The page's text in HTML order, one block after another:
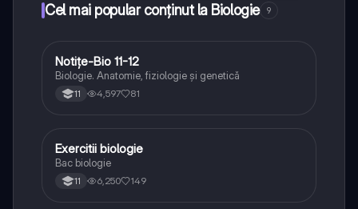
Cel mai popular conținut la Biologie 9
Biologie
Notițe-Bio 11-12
Biologie. Anatomie, fiziologie și genetică
11 4,597 81
Biologie
Exercitii biologie
Bac biologie
11 6,250 149